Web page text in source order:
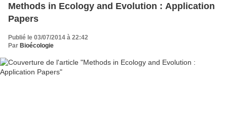
Methods in Ecology and Evolution : Application
Papers
Publié le 03/07/2014 à 22:42
Par Bioécologie